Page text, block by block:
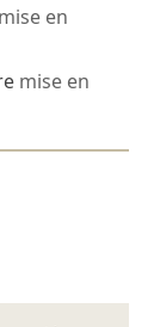
en
mise en